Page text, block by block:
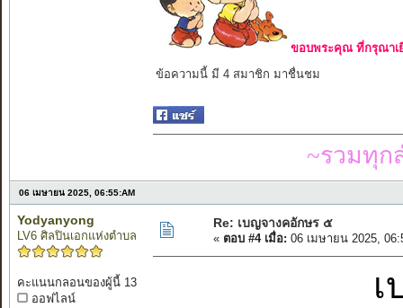
ขอบพระคุณ ที่กรุณาเ
ข้อความนี้ มี 4 สมาชิก มาชื่นชม
~รวมทุก
06 เมษายน 2025, 06:55:AM
Yodyanyong
LV6 ศิลปินเอกแห่งตำบล
คะแนนกลอนของผู้นี้ 13
ออฟไลน์
Re: เบญจางคอักษร ๕
« ตอบ #4 เมื่อ: 06 เมษายน 2025,